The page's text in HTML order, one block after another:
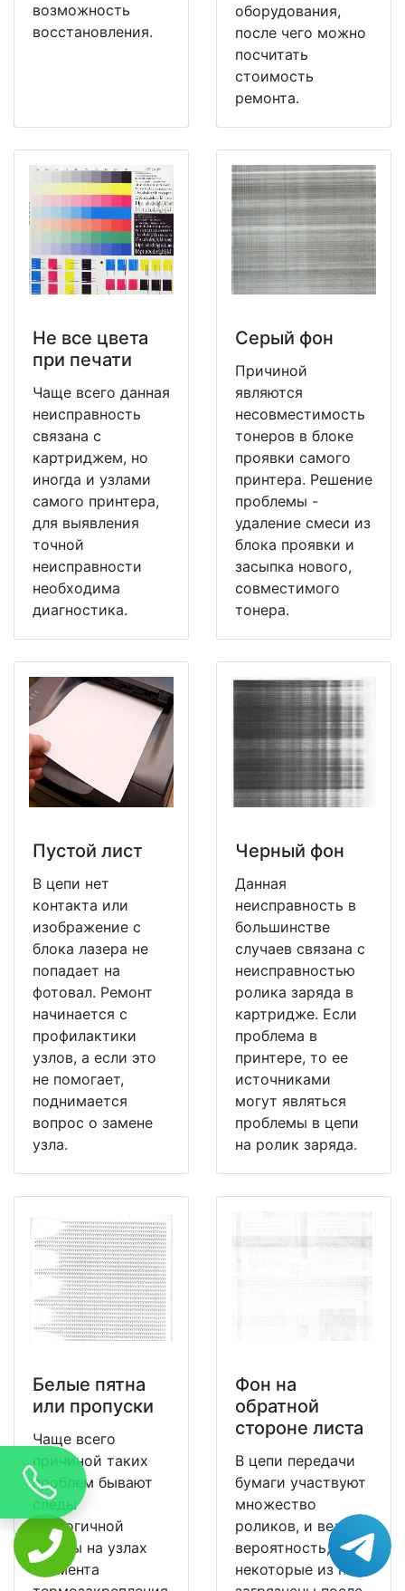
возможность
восстановления.
оборудования,
после чего можно
посчитать
стоимость
ремонта.
Не все цвета
при печати
Чаще всего данная
неисправность
связана с
картриджем, но
иногда и узлами
самого принтера,
для выявления
точной
неисправности
необходима
диагностика.
Серый фон
Причиной
являются
несовместимость
тонеров в блоке
проявки самого
принтера. Решение
проблемы -
удаление смеси из
блока проявки и
засыпка нового,
совместимого
тонера.
Пустой лист
В цепи нет
контакта или
изображение с
блока лазера не
попадает на
фотовал. Ремонт
начинается с
профилактики
узлов, а если это
не помогает,
поднимается
вопрос о замене
узла.
Черный фон
Данная
неисправность в
большинстве
случаев связана с
неисправностью
ролика заряда в
картридже. Если
проблема в
принтере, то ее
источниками
могут являться
проблемы в цепи
на ролик заряда.
Белые пятна
или пропуски
Чаще всего
причиной таких
проблем бывают
следы
аналогичной
формы на узлах
элемента
Фон на
обратной
стороне листа
В цепи передачи
бумаги участвуют
множество
роликов, и велика
вероятность, что
некоторые из них